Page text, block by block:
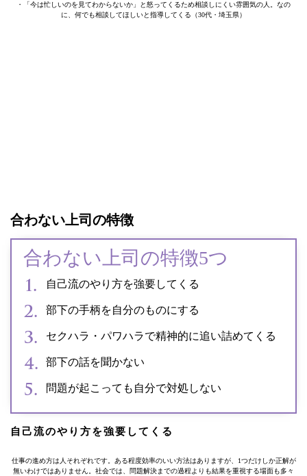
・「今は忙しいのを見てわからないか」と怒ってくるため相談しにくい雰囲気の人。なの
に、何でも相談してほしいと指導してくる（30代・埼玉県）
合わない上司の特徴
合わない上司の特徴5つ
自己流のやり方を強要してくる
部下の手柄を自分のものにする
セクハラ・パワハラで精神的に追い詰めてくる
部下の話を聞かない
問題が起こっても自分で対処しない
自己流のやり方を強要してくる
仕事の進め方は人それぞれです。ある程度効率のいい方法はありますが、1つだけしか正解が
無いわけではありません。社会では、問題解決までの過程よりも結果を重視する場面も多々